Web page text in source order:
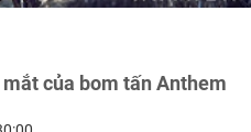
của bom tấn Anthem